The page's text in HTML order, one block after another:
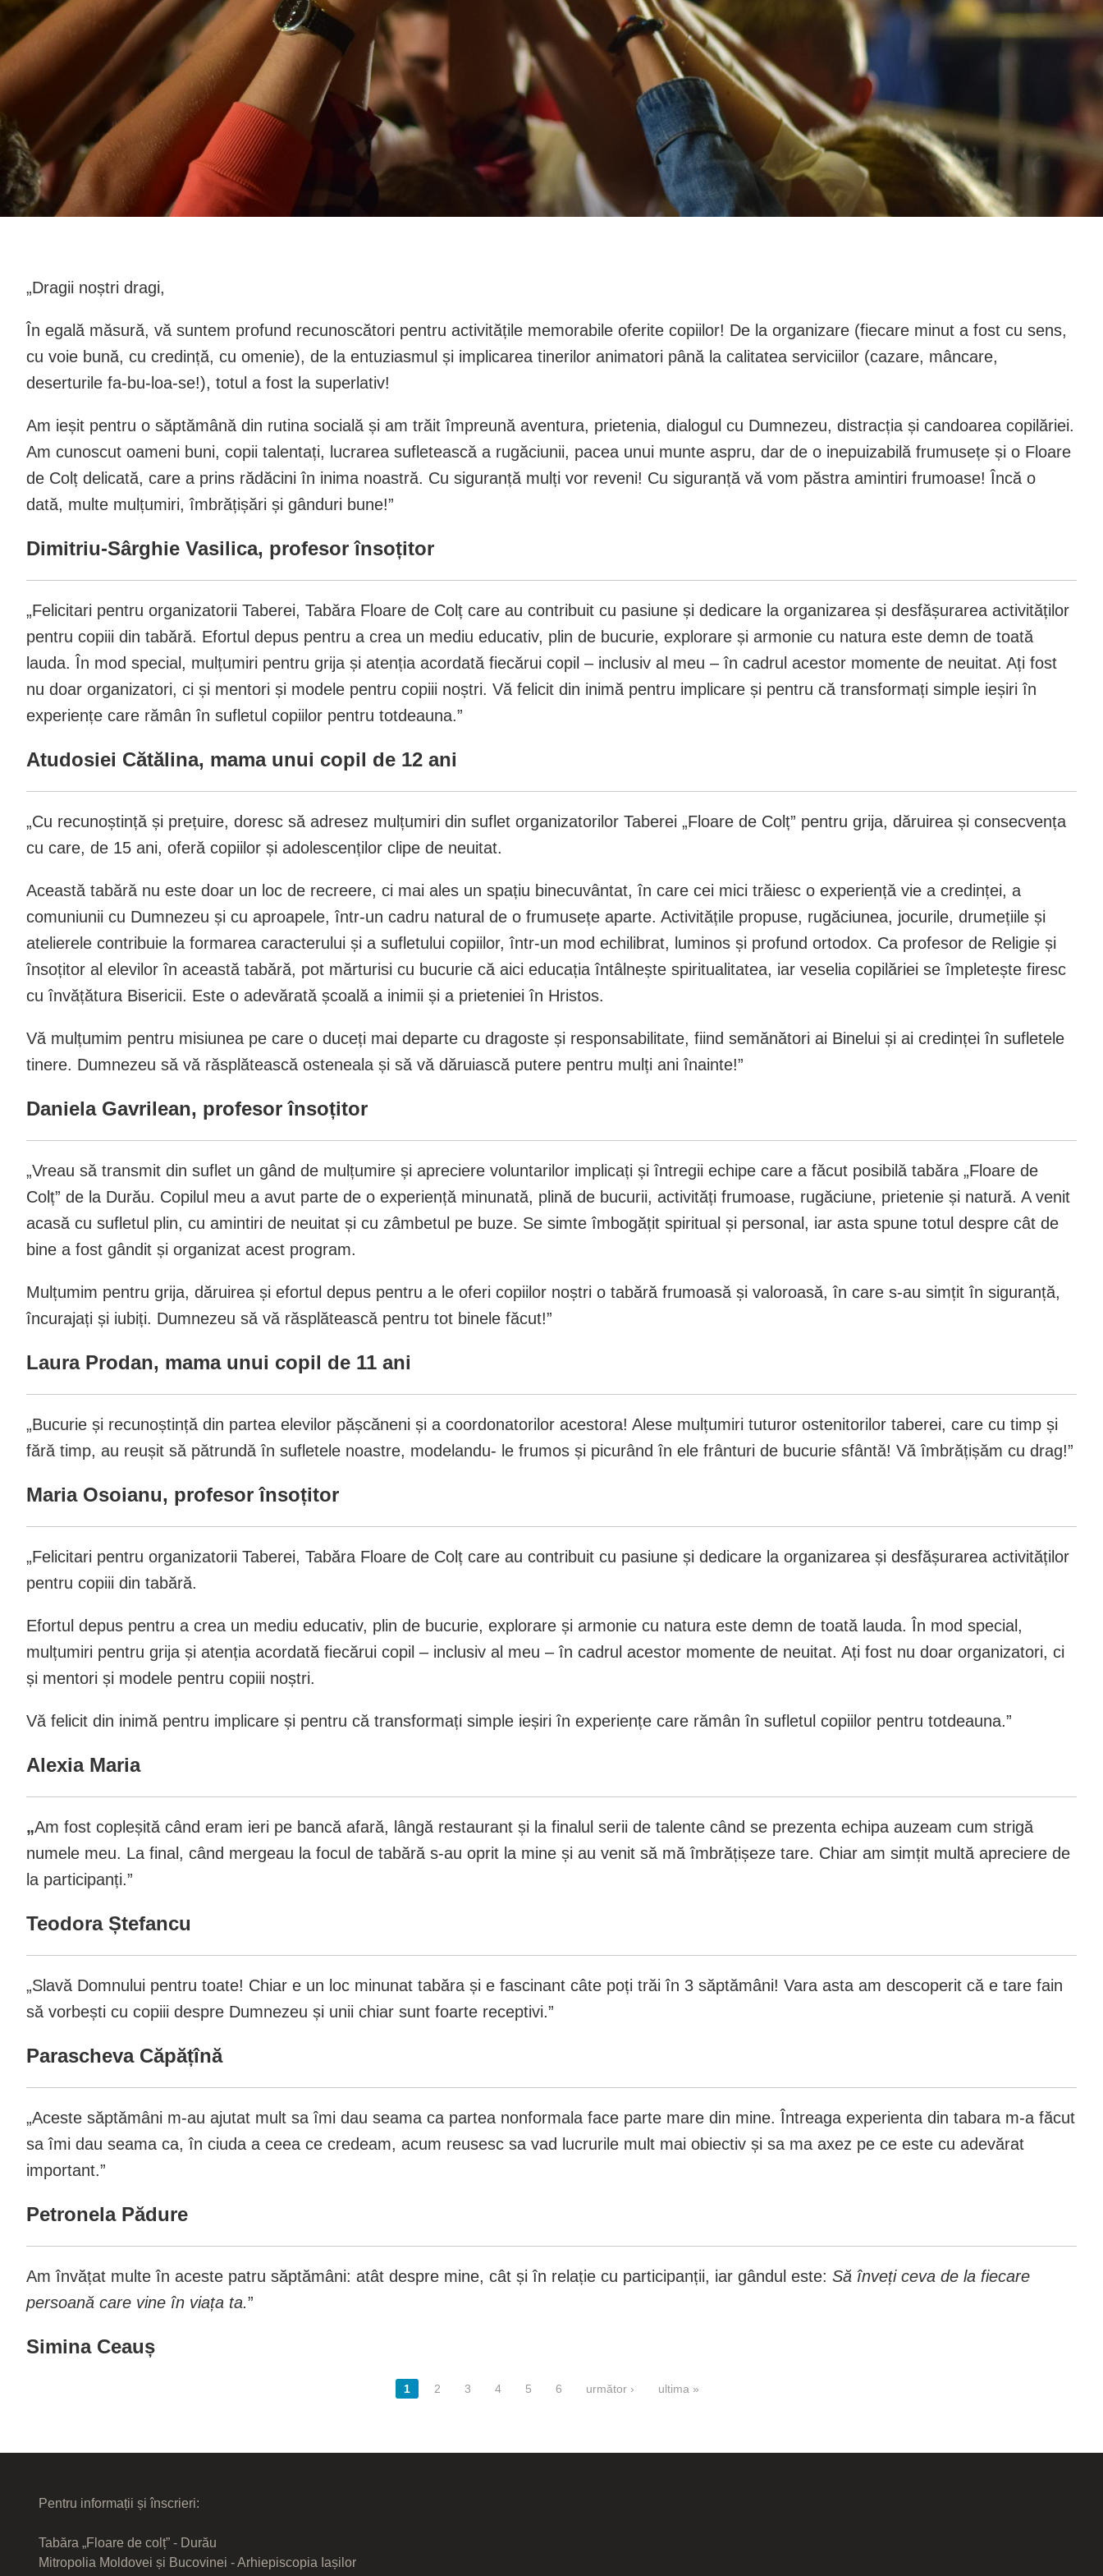
„Dragii noștri dragi,
În egală măsură, vă suntem profund recunoscători pentru activitățile memorabile oferite copiilor! De la organizare (fiecare minut a fost cu sens,
cu voie bună, cu credință, cu omenie), de la entuziasmul și implicarea tinerilor animatori până la calitatea serviciilor (cazare, mâncare,
deserturile fa-bu-loa-se!), totul a fost la superlativ!
Am ieșit pentru o săptămână din rutina socială și am trăit împreună aventura, prietenia, dialogul cu Dumnezeu, distracția și candoarea copilăriei.
Am cunoscut oameni buni, copii talentați, lucrarea sufletească a rugăciunii, pacea unui munte aspru, dar de o inepuizabilă frumusețe și o Floare
de Colț delicată, care a prins rădăcini în inima noastră. Cu siguranță mulți vor reveni! Cu siguranță vă vom păstra amintiri frumoase! Încă o
dată, multe mulțumiri, îmbrățișări și gânduri bune!”
Dimitriu-Sârghie Vasilica, profesor însoțitor
„Felicitari pentru organizatorii Taberei, Tabăra Floare de Colț care au contribuit cu pasiune și dedicare la organizarea și desfășurarea activităților
pentru copiii din tabără. Efortul depus pentru a crea un mediu educativ, plin de bucurie, explorare și armonie cu natura este demn de toată
lauda. În mod special, mulțumiri pentru grija și atenția acordată fiecărui copil – inclusiv al meu – în cadrul acestor momente de neuitat. Ați fost
nu doar organizatori, ci și mentori și modele pentru copiii noștri. Vă felicit din inimă pentru implicare și pentru că transformați simple ieșiri în
experiențe care rămân în sufletul copiilor pentru totdeauna.”
Atudosiei Cătălina, mama unui copil de 12 ani
„Cu recunoștință și prețuire, doresc să adresez mulțumiri din suflet organizatorilor Taberei „Floare de Colț” pentru grija, dăruirea și consecvența
cu care, de 15 ani, oferă copiilor și adolescenților clipe de neuitat.
Această tabără nu este doar un loc de recreere, ci mai ales un spațiu binecuvântat, în care cei mici trăiesc o experiență vie a credinței, a
comuniunii cu Dumnezeu și cu aproapele, într-un cadru natural de o frumusețe aparte. Activitățile propuse, rugăciunea, jocurile, drumețiile și
atelierele contribuie la formarea caracterului și a sufletului copiilor, într-un mod echilibrat, luminos și profund ortodox. Ca profesor de Religie și
însoțitor al elevilor în această tabără, pot mărturisi cu bucurie că aici educația întâlnește spiritualitatea, iar veselia copilăriei se împletește firesc
cu învățătura Bisericii. Este o adevărată școală a inimii și a prieteniei în Hristos.
Vă mulțumim pentru misiunea pe care o duceți mai departe cu dragoste și responsabilitate, fiind semănători ai Binelui și ai credinței în sufletele
tinere. Dumnezeu să vă răsplătească osteneala și să vă dăruiască putere pentru mulți ani înainte!”
Daniela Gavrilean, profesor însoțitor
„Vreau să transmit din suflet un gând de mulțumire și apreciere voluntarilor implicați și întregii echipe care a făcut posibilă tabăra „Floare de
Colț” de la Durău. Copilul meu a avut parte de o experiență minunată, plină de bucurii, activități frumoase, rugăciune, prietenie și natură. A venit
acasă cu sufletul plin, cu amintiri de neuitat și cu zâmbetul pe buze. Se simte îmbogățit spiritual și personal, iar asta spune totul despre cât de
bine a fost gândit și organizat acest program.
Mulțumim pentru grija, dăruirea și efortul depus pentru a le oferi copiilor noștri o tabără frumoasă și valoroasă, în care s-au simțit în siguranță,
încurajați și iubiți. Dumnezeu să vă răsplătească pentru tot binele făcut!”
Laura Prodan, mama unui copil de 11 ani
„Bucurie și recunoștință din partea elevilor pășcăneni și a coordonatorilor acestora! Alese mulțumiri tuturor ostenitorilor taberei, care cu timp și
fără timp, au reușit să pătrundă în sufletele noastre, modelandu- le frumos și picurând în ele frânturi de bucurie sfântă! Vă îmbrățișăm cu drag!”
Maria Osoianu, profesor însoțitor
„Felicitari pentru organizatorii Taberei, Tabăra Floare de Colț care au contribuit cu pasiune și dedicare la organizarea și desfășurarea activităților
pentru copiii din tabără.
Efortul depus pentru a crea un mediu educativ, plin de bucurie, explorare și armonie cu natura este demn de toată lauda. În mod special,
mulțumiri pentru grija și atenția acordată fiecărui copil – inclusiv al meu – în cadrul acestor momente de neuitat. Ați fost nu doar organizatori, ci
și mentori și modele pentru copiii noștri.
Vă felicit din inimă pentru implicare și pentru că transformați simple ieșiri în experiențe care rămân în sufletul copiilor pentru totdeauna.”
Alexia Maria
„Am fost copleșită când eram ieri pe bancă afară, lângă restaurant și la finalul serii de talente când se prezenta echipa auzeam cum strigă
numele meu. La final, când mergeau la focul de tabără s-au oprit la mine și au venit să mă îmbrățișeze tare. Chiar am simțit multă apreciere de
la participanți.”
Teodora Ștefancu
„Slavă Domnului pentru toate! Chiar e un loc minunat tabăra și e fascinant câte poți trăi în 3 săptămâni! Vara asta am descoperit că e tare fain
să vorbești cu copiii despre Dumnezeu și unii chiar sunt foarte receptivi.”
Parascheva Căpățînă
„Aceste săptămâni m-au ajutat mult sa îmi dau seama ca partea nonformala face parte mare din mine. Întreaga experienta din tabara m-a făcut
sa îmi dau seama ca, în ciuda a ceea ce credeam, acum reusesc sa vad lucrurile mult mai obiectiv și sa ma axez pe ce este cu adevărat
important.”
Petronela Pădure
Am învățat multe în aceste patru săptămâni: atât despre mine, cât și în relație cu participanții, iar gândul este: Să înveți ceva de la fiecare
persoană care vine în viața ta.”
Simina Ceauș
1 2 3 4 5 6 următor › ultima »
Pentru informații și înscrieri:
Tabăra „Floare de colț” - Durău
Mitropolia Moldovei și Bucovinei - Arhiepiscopia Iașilor